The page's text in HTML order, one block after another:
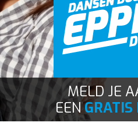
Zumba
Clinics & Feesten
Contact
MELD JE
EENGRATIS